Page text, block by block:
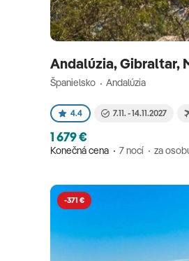
Andalúzia, Gibraltar,
Španielsko Andalúzia
4.4 7.11. - 14.11.2027
1 679 €
Konečná cena 7 nocí za
-371 €